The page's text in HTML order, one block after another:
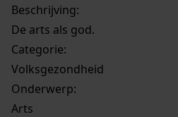
Beschrijving:
De arts als god.
Categorie:
Volksgezondheid
Onderwerp:
Arts